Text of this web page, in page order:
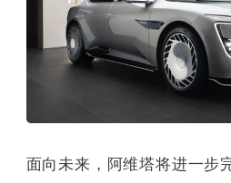
面向未来，阿维塔将进一步